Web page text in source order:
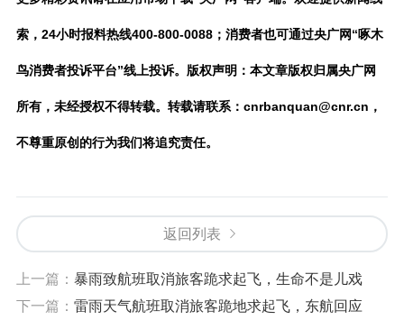
索，24小时报料热线400-800-0088；消费者也可通过央广网“啄木
鸟消费者投诉平台”线上投诉。版权声明：本文章版权归属央广网
所有，未经授权不得转载。转载请联系：cnrbanquan@cnr.cn，
不尊重原创的行为我们将追究责任。
返回列表
上一篇： 暴雨致航班取消旅客跪求起飞，生命不是儿戏
下一篇： 雷雨天气航班取消旅客跪地求起飞，东航回应